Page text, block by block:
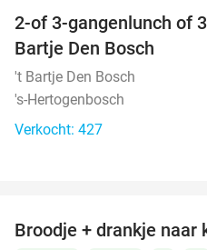
2-of 3-gangenlunch of
Bartje Den Bosch
't Bartje Den Bosch
's-Hertogenbosch
Verkocht: 427
Broodje + drankje naar